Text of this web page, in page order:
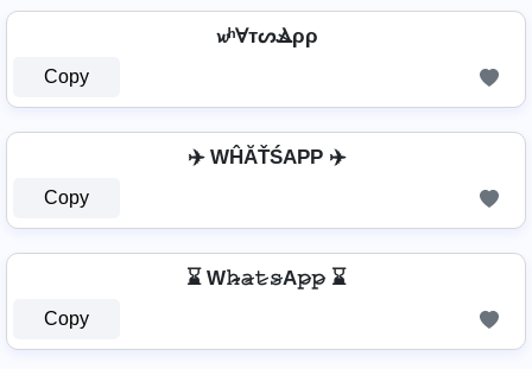
𝔀ʰⱯтᔕⳚρρ
Copy
✈️ WĤĂŤŚAРР ✈️
Copy
⌛ W𝚑̷̴𝚊̷𝚝̷𝚜̷A𝚙̷𝚙̷ ⌛
Copy